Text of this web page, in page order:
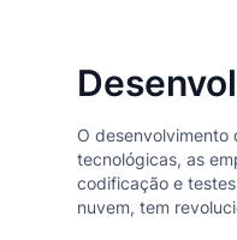
O desenvolvimento
tecnológicas, as
codificação e
nuvem, tem